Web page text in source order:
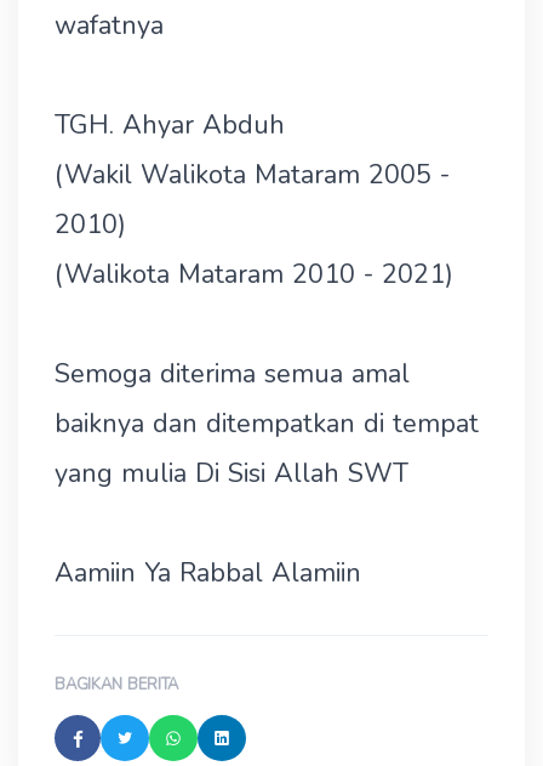
wafatnya
TGH. Ahyar Abduh
(Wakil Walikota Mataram 2005 -
2010)
(Walikota Mataram 2010 - 2021)
Semoga diterima semua amal
baiknya dan ditempatkan di tempat
yang mulia Di Sisi Allah SWT
Aamiin Ya Rabbal Alamiin
BAGIKAN BERITA